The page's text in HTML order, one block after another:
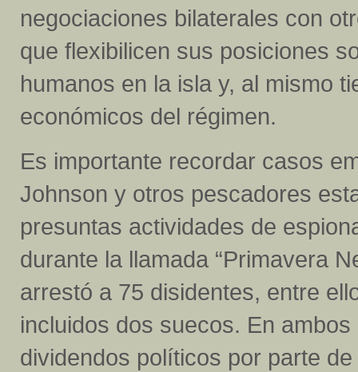
negociaciones bilaterales con
que flexibilicen sus posiciones
humanos en la isla y, al mismo
económicos del régimen.
Es importante recordar casos
Johnson y otros pescadores
presuntas actividades de
durante la llamada “Primavera
arrestó a 75 disidentes, entre
incluidos dos suecos. En
dividendos políticos por parte